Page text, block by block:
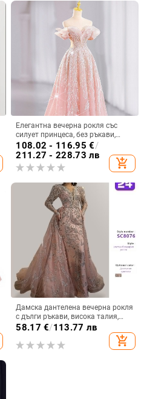
Елегантна вечерна рокля със
силует принцеса, без ръкави,
дълга пола, талия средна,
полиестер
108.02 - 116.95 €/
211.27 - 228.73 лв
add_shopping_cart
Дамска дантелена вечерна рокля
с дълги ръкави, висока талия,
принцес стил пола, дълга рокля
58.17 €/113.77 лв
add_shopping_cart